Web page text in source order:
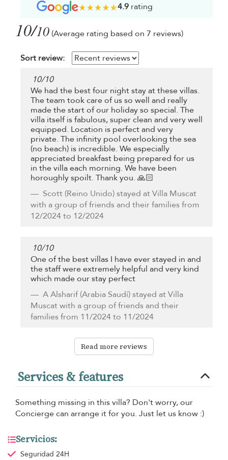
4.9rating
10/10 (Average rating based on 7 reviews)
Sort review:
10/10
We had the best four night stay at these villas.
The team took care of us so well and really
made the start of our holiday so special. The
villa itself is fabulous, super clean and very well
equipped. Location is perfect and very
private. The infinity pool overlooking the sea
(no beach) is incredible. We especially
appreciated breakfast being prepared for us
in the villa each morning. We have been
horoughly spoilt. Thank you. 🙏🏻
Scott (Reino Unido) stayed at Villa Muscat
with a group of friends and their families from
12/2024 to 12/2024
10/10
One of the best villas I have ever stayed in and
the staff were extremely helpful and very kind
which made our stay perfect
A Alsharif(Arabia Saudí) stayed at Villa
Muscat with a group of friends and their
families from 11/2024 to 11/2024
Read more reviews
Services & features
Something missing in this villa? Don't worry, our
Concierge can arrange it for you. Just let us know :)
Servicios:
Seguridad 24H